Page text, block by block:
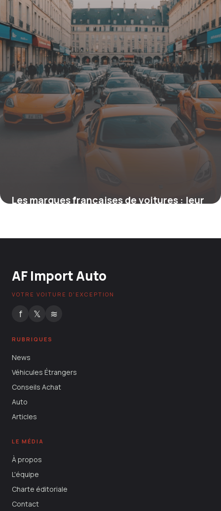
Les marques françaises de voitures : leur
AF Import Auto
VOTRE VOITURE D'EXCEPTION
f 𝕏 ≋
RUBRIQUES
News
Véhicules Étrangers
Conseils Achat
Auto
Articles
LE MÉDIA
À propos
L'équipe
Charte éditoriale
Contact